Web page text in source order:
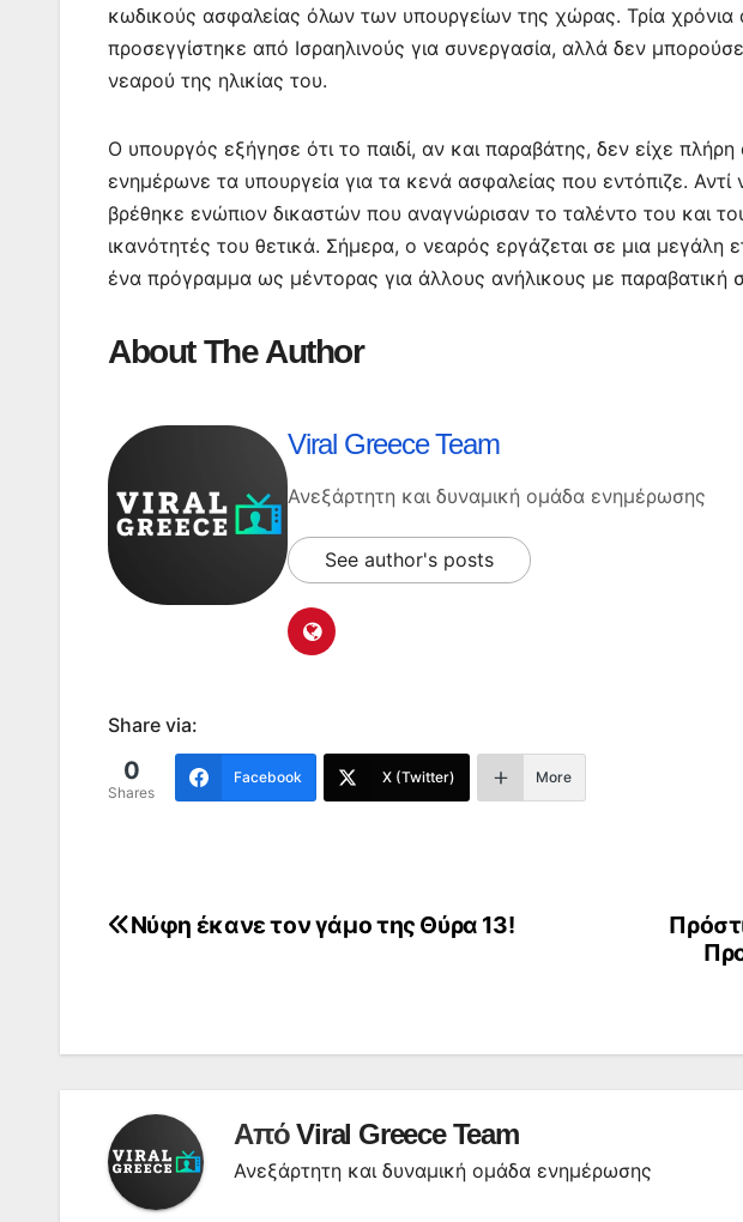
κωδικούς ασφαλείας όλων των υπουργείων της χώρας. Τρία
προσεγγίστηκε από Ισραηλινούς για συνεργασία, αλλά δεν
νεαρού της ηλικίας του.
Ο υπουργός εξήγησε ότι το παιδί, αν και παραβάτης, δεν είχε
ενημέρωνε τα υπουργεία για τα κενά ασφαλείας που εντόπιζε. Αντί
βρέθηκε ενώπιον δικαστών που αναγνώρισαν το ταλέντο του και
ικανότητές του θετικά. Σήμερα, ο νεαρός εργάζεται σε μια μεγάλη
ένα πρόγραμμα ως μέντορας για άλλους ανήλικους με παραβατική
About The Author
Viral Greece Team
Ανεξάρτητη και δυναμική ομάδα ενημέρωσης
See author's posts
Share via:
0
Shares
Facebook X (Twitter) More
Πλοήγηση
Νύφη έκανε τον γάμο της Θύρα 13!
ΑπόViral Greece Team
Ανεξάρτητη και δυναμική ομάδα ενημέρωσης